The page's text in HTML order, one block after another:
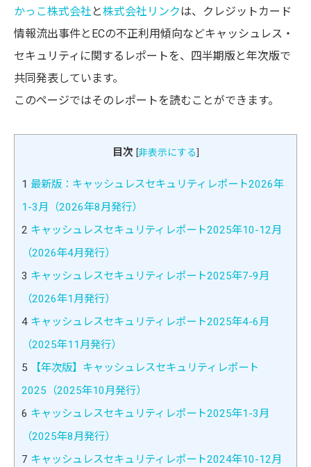
かっこ株式会社 と株式会社リンクは、クレジットカード
情報流出事件とECの不正利用傾向などキャッシュレス・
セキュリティに関するレポートを、四半期版と年次版で
共同発表しています。
このページではそのレポートを読むことができます。
目次 [非表示にする]
1 最新版：キャッシュレスセキュリティレポート2026年
1-3月（2026年8月発行）
2 キャッシュレスセキュリティレポート2025年10-12月
（2026年4月発行）
3 キャッシュレスセキュリティレポート2025年7-9月
（2026年1月発行）
4 キャッシュレスセキュリティレポート2025年4-6月
（2025年11月発行）
5 【年次版】キャッシュレスセキュリティレポート
2025（2025年10月発行）
6 キャッシュレスセキュリティレポート2025年1-3月
（2025年8月発行）
7 キャッシュレスセキュリティレポート2024年10-12月